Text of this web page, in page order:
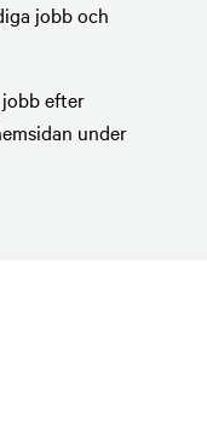
jobb och
efter
under